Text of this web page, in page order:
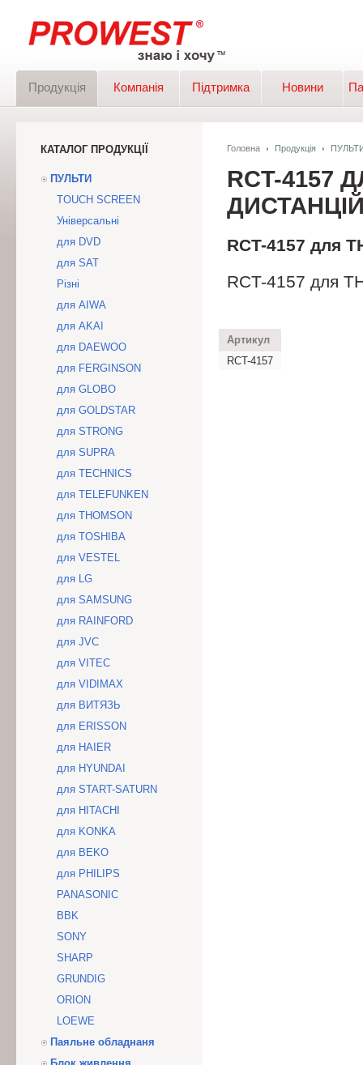
Продукція Компанія Підтримка Новини
КАТАЛОГ ПРОДУКЦІЇ
ПУЛЬТИ
TOUCH SCREEN
Універсальні
для DVD
для SAT
Різні
для AIWA
для AKAI
для DAEWOO
для FERGINSON
для GLOBO
для GOLDSTAR
для STRONG
для SUPRA
для TECHNICS
для TELEFUNKEN
для THOMSON
для TOSHIBA
для VESTEL
для LG
для SAMSUNG
для RAINFORD
для JVC
для VITEC
для VIDIMAX
для ВИТЯЗЬ
для ERISSON
для HAIER
для HYUNDAI
для START-SATURN
для HITACHI
для KONKA
для BEKO
для PHILIPS
PANASONIC
BBK
SONY
SHARP
GRUNDIG
ORION
LOEWE
Паяльне обладнаня
Головна Продукція
RCT-4157
RCT-4157 для
RCT-4157 для
Артикул
RCT-4157